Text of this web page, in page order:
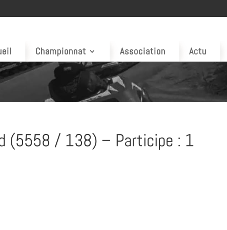
Championnat Association Actu
(5558 / 138) – Participe : 1